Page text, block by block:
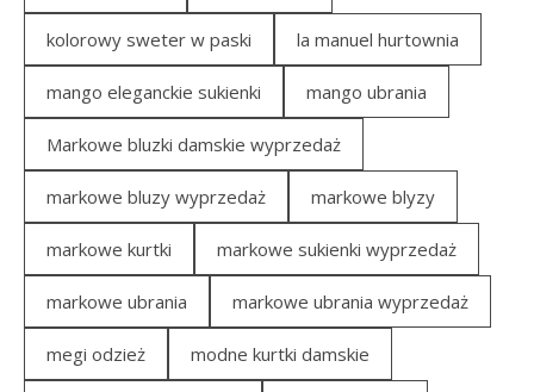
kolorowy sweter w paski la manuel hurtownia
mango eleganckie sukienki mango ubrania
Markowe bluzki damskie wyprzedaż
markowe bluzy wyprzedaż markowe blyzy
markowe kurtki markowe sukienki wyprzedaż
markowe ubrania markowe ubrania wyprzedaż
megi odzież modne kurtki damskie